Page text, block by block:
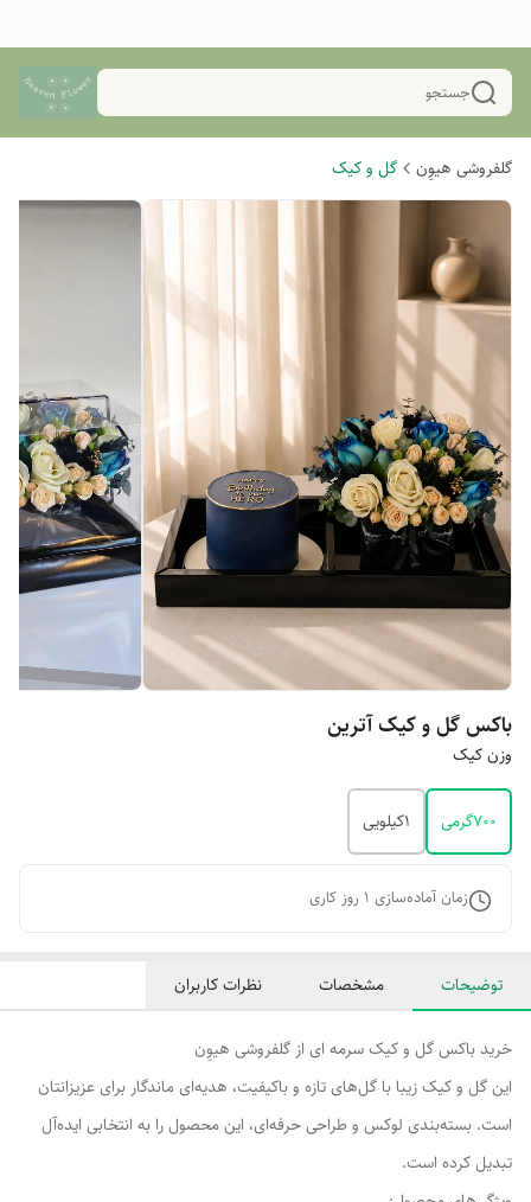
جستجو
گلفروشی هیوِن گل و کیک
باکس گل و کیک آترین
وزن کیک
۷۰۰گرمی ۱کیلویی
زمان آماده‌سازی 1 روز کاری
توضیحات مشخصات نظرات کاربران
خرید باکس گل و کیک سرمه ای از گلفروشی هیوِن
این گل و کیک زیبا با گل‌های تازه و باکیفیت، هدیه‌ای ماندگار برای عزیزانتان
است. بسته‌بندی لوکس و طراحی حرفه‌ای، این محصول را به انتخابی ایده‌آل
تبدیل کرده است.